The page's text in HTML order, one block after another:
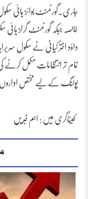
جاری.گورنمنٹ بوائز ہائی سکول
خالصہ جبکہ گورنمنٹ گرلز ہائی
داؤد اختر کیانی نے سکول
پولنگ کے لیے مختص اداروں
کیٹاگری میں : اہم خبریں